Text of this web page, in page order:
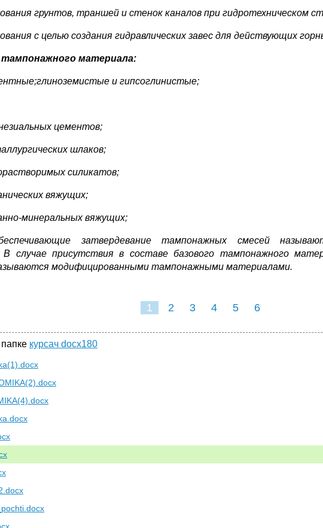
грунтов, траншей и стенок каналов при гидротехническом
с целью создания гидравлических завес для действующих
тампонажного материала:
и гипсоглинистые;
цементов;
шлаков;
силикатов;
вяжущих;
минеральных вяжущих;
затвердевание тампонажных смесей
случае присутствия в составе базового тампонажного
модифицированными тампонажными материалами.
1 2 3 4 5 6
курсач docx180